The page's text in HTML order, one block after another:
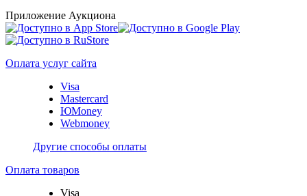
Приложение Аукциона
Оплата услуг сайта
Visa
Mastercard
ЮMoney
Webmoney
Другие способы оплаты
Оплата товаров
Visa